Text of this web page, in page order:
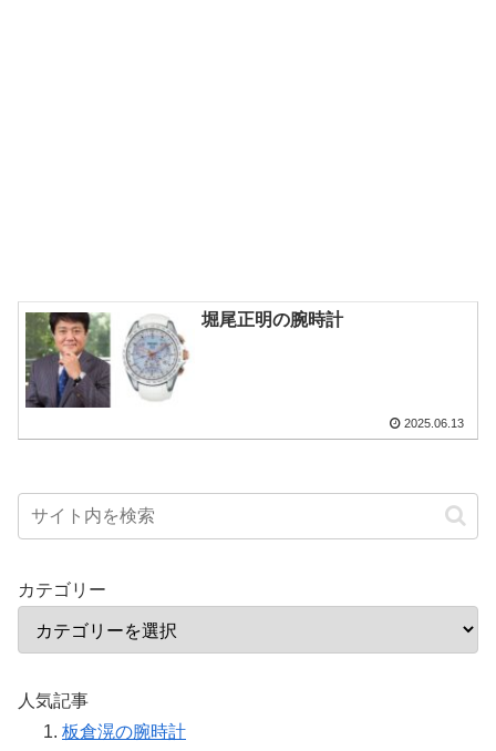
堀尾正明の腕時計
2025.06.13
カテゴリー
人気記事
板倉滉の腕時計